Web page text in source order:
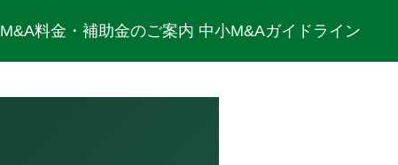
M&A料金・補助金のご案内 中小M&Aガイドライン